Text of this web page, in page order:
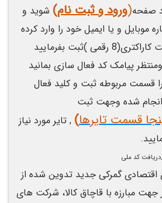
صفحه(ورود و ثبت نام) شوید و
موبایل و یا ایمیل خود را وارد کرده
و یک رمز اختیاری هشت کاراکتری(8 رقمی )ثبت بفرمایید
پیامک کد فعال سازی بمانید
قسمت مربوطه ثبت و کلید فعال
انجام شده وجهت ثبت
قسمت تایرها) , تایر مورد نیاز
گمرکی جدید تدوین شده از
مبارزه با قاچاق کالا، شرکت های